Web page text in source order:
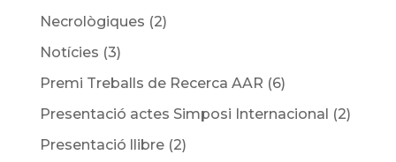
Necrològiques (2)
Notícies (3)
Premi Treballs de Recerca AAR (6)
Presentació actes Simposi Internacional (2)
Presentació llibre(2)